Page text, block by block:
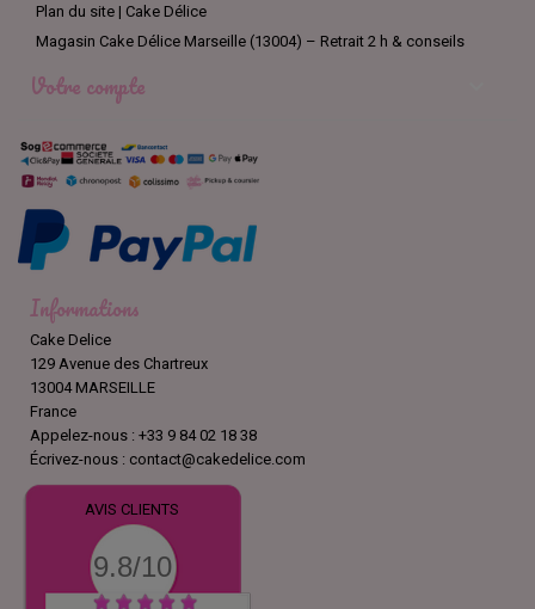
Plan du site | Cake Délice
Magasin Cake Délice Marseille (13004) – Retrait 2 h & conseils
Votre compte
Informations
Cake Delice
129 Avenue des Chartreux
13004 MARSEILLE
France
Appelez-nous : +33 9 84 02 18 38
Écrivez-nous : contact@cakedelice.com
AVIS CLIENTS
9.8/10